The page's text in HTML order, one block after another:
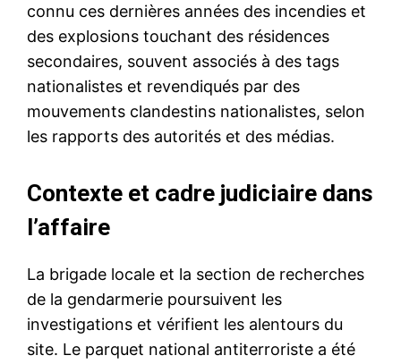
connu ces dernières années des incendies et
des explosions touchant des résidences
secondaires, souvent associés à des tags
nationalistes et revendiqués par des
mouvements clandestins nationalistes, selon
les rapports des autorités et des médias.
Contexte et cadre judiciaire dans
l’affaire
La brigade locale et la section de recherches
de la gendarmerie poursuivent les
investigations et vérifient les alentours du
site. Le parquet national antiterroriste a été